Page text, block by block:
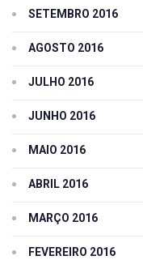
SETEMBRO 2016
AGOSTO 2016
JULHO 2016
JUNHO 2016
MAIO 2016
ABRIL 2016
MARÇO 2016
FEVEREIRO 2016